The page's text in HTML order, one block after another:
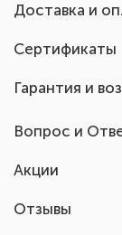
Доставка и
Сертификаты
Гарантия и
Вопрос и
Акции
Отзывы